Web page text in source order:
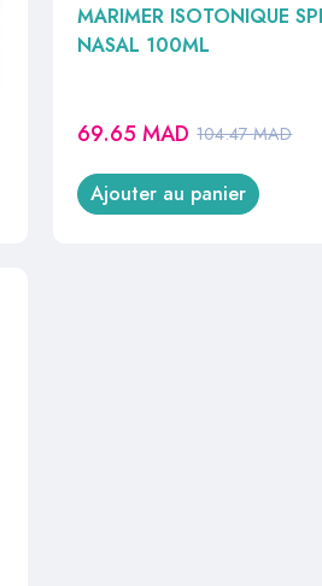
MARIMER ISOTONIQUE
NASAL 100ML
104.47MAD
69.65MAD
Ajouter au panier